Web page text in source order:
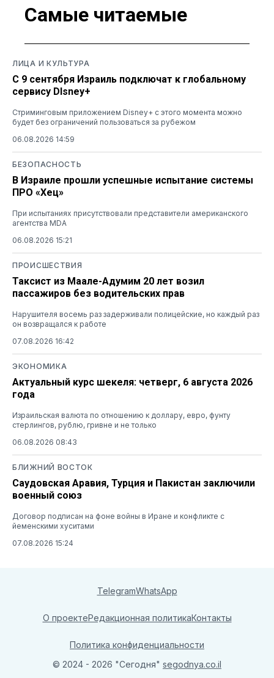
Самые читаемые
ЛИЦА И КУЛЬТУРА
С 9 сентября Израиль подключат к глобальному
сервису DIsney+
Стриминговым приложением Disney+ с этого момента можно
будет без ограничений пользоваться за рубежом
06.08.2026 14:59
БЕЗОПАСНОСТЬ
В Израиле прошли успешные испытание системы
ПРО «Хец»
При испытаниях присутствовали представители американского
агентства MDA
06.08.2026 15:21
ПРОИСШЕСТВИЯ
Таксист из Маале-Адумим 20 лет возил
пассажиров без водительских прав
Нарушителя восемь раз задерживали полицейские, но каждый раз
он возвращался к работе
07.08.2026 16:42
ЭКОНОМИКА
Актуальный курс шекеля: четверг, 6 августа 2026
года
Израильская валюта по отношению к доллару, евро, фунту
стерлингов, рублю, гривне и не только
06.08.2026 08:43
БЛИЖНИЙ ВОСТОК
Саудовская Аравия, Турция и Пакистан заключили
военный союз
Договор подписан на фоне войны в Иране и конфликте с
йеменскими хуситами
07.08.2026 15:24
TelegramWhatsApp
О проектеРедакционная политикаКонтакты
Политика конфиденциальности
© 2024 - 2026 "Сегодня" segodnya.co.il